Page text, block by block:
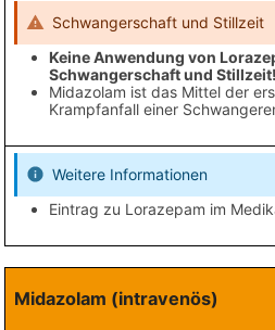
Schwangerschaft und Stillzeit
Keine Anwendung von
Schwangerschaft und Stillzeit!
Midazolam ist das Mittel der
Krampfanfall einer
Weitere Informationen
Eintrag zu Lorazepam im
Midazolam (intravenös)